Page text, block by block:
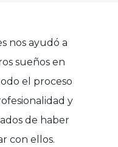
nos ayudó a
sueños en
el proceso
y
de haber
con ellos.